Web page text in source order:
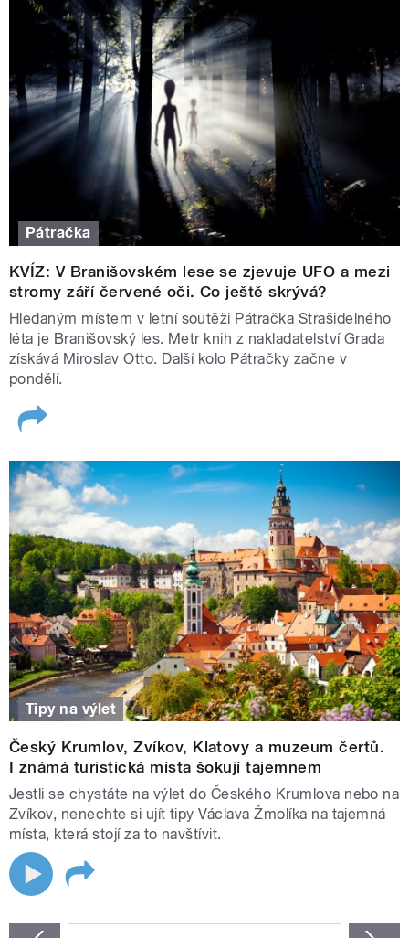
Pátračka
KVÍZ: V Branišovském lese se zjevuje UFO a mezi
stromy září červené oči. Co ještě skrývá?
Hledaným místem v letní soutěži Pátračka Strašidelného
léta je Branišovský les. Metr knih z nakladatelství Grada
získává Miroslav Otto. Další kolo Pátračky začne v
pondělí.
Tipy na výlet
Český Krumlov, Zvíkov, Klatovy a muzeum čertů.
I známá turistická místa šokují tajemnem
Jestli se chystáte na výlet do Českého Krumlova nebo na
Zvíkov, nenechte si ujít tipy Václava Žmolíka na tajemná
místa, která stojí za to navštívit.